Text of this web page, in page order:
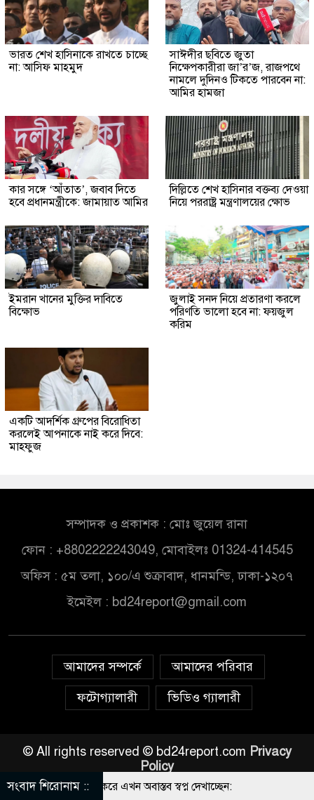
ভারত শেখ হাসিনাকে রাখতে চাচ্ছে
না: আসিফ মাহমুদ
সাঈদীর ছবিতে জুতা
নিক্ষেপকারীরা জা’র’জ, রাজপথে
নামলে দুদিনও টিকতে পারবেন না:
আমির হামজা
কার সঙ্গে ‘আঁতাত’, জবাব দিতে
হবে প্রধানমন্ত্রীকে: জামায়াত আমির
দিল্লিতে শেখ হাসিনার বক্তব্য দেওয়া
নিয়ে পররাষ্ট্র মন্ত্রণালয়ের ক্ষোভ
ইমরান খানের মুক্তির দাবিতে
বিক্ষোভ
জুলাই সনদ নিয়ে প্রতারণা করলে
পরিণতি ভালো হবে না: ফয়জুল
করিম
একটি আদর্শিক গ্রুপের বিরোধিতা
করলেই আপনাকে নাই করে দিবে:
মাহফুজ
সম্পাদক ও প্রকাশক : মোঃ জুয়েল রানা
ফোন : +8802222243049, মোবাইলঃ 01324-414545
অফিস : ৫ম তলা, ১০০/এ শুক্রাবাদ, ধানমন্ডি, ঢাকা-১২০৭
ইমেইল : bd24report@gmail.com
আমাদের সম্পর্কে
আমাদের পরিবার
ফটোগ্যালারী
ভিডিও গ্যালারী
© All rights reserved © bd24report.com Privacy
Policy
সংবাদ শিরোনাম ::
দলকে বিভ্রান্ত করে এখন অবাস্তব স্বপ্ন দেখাচ্ছেন: